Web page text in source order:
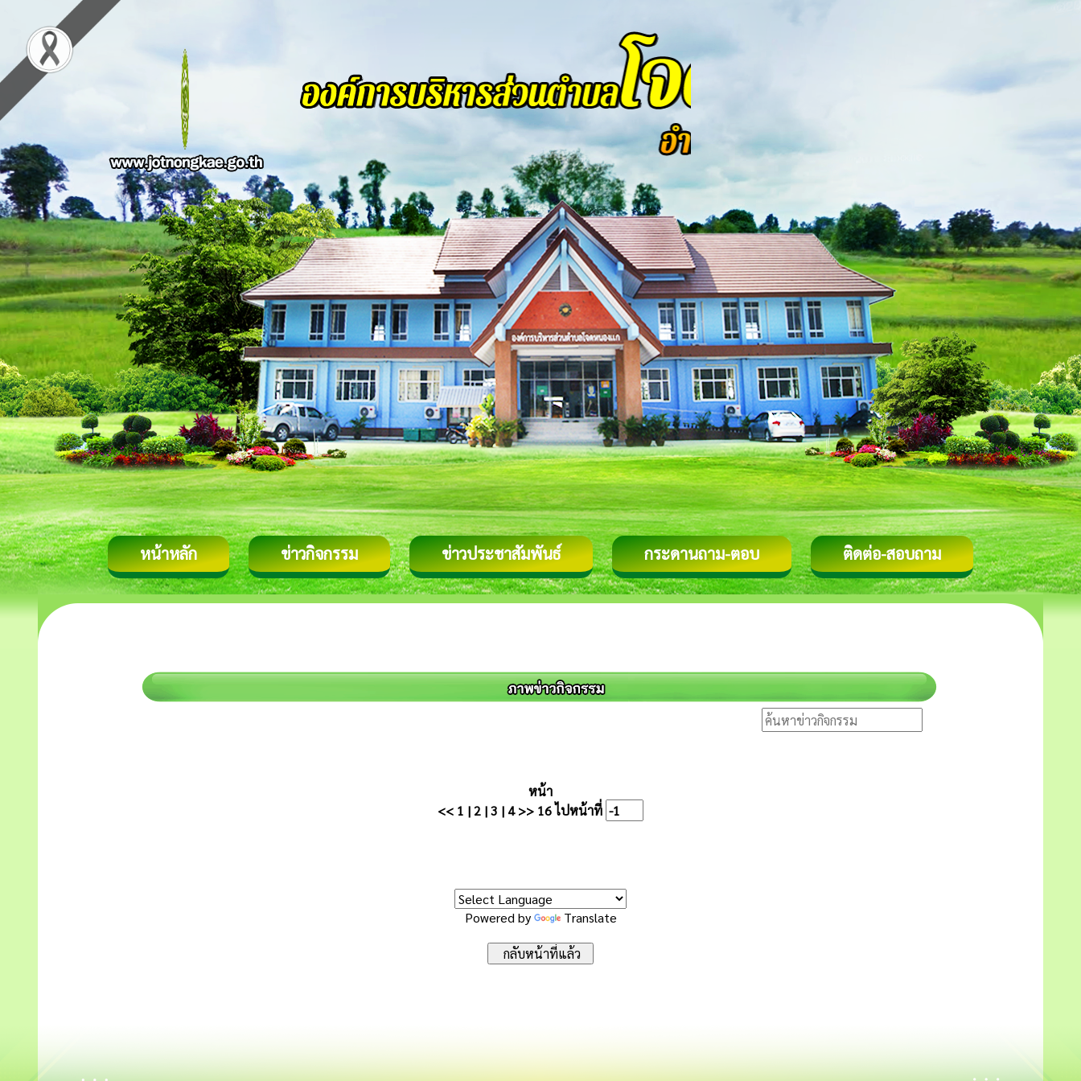
หน้าหลัก ข่าวกิจกรรม ข่าวประชาสัมพันธ์ กระดานถาม-ตอบ ติดต่อ-สอบถาม
หน้า
<< 1 |2 |3 | 4 >> 16ไปหน้าที่
Powered by Translate